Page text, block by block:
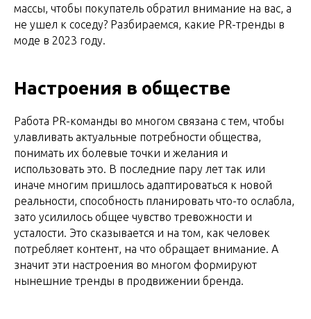
массы, чтобы покупатель обратил внимание на вас, а
не ушел к соседу? Разбираемся, какие PR-тренды в
моде в 2023 году.
Настроения в обществе
Работа PR-команды во многом связана с тем, чтобы
улавливать актуальные потребности общества,
понимать их болевые точки и желания и
использовать это. В последние пару лет так или
иначе многим пришлось адаптироваться к новой
реальности, способность планировать что-то ослабла,
зато усилилось общее чувство тревожности и
усталости. Это сказывается и на том, как человек
потребляет контент, на что обращает внимание. А
значит эти настроения во многом формируют
нынешние тренды в продвижении бренда.